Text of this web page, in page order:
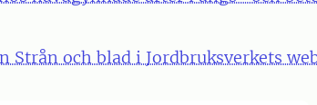
Strån och blad i Jordbruksverkets